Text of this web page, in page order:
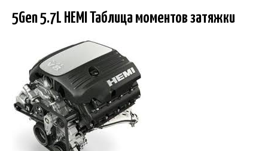
5Gen 5.7L HEMI Таблица моментов затяжки